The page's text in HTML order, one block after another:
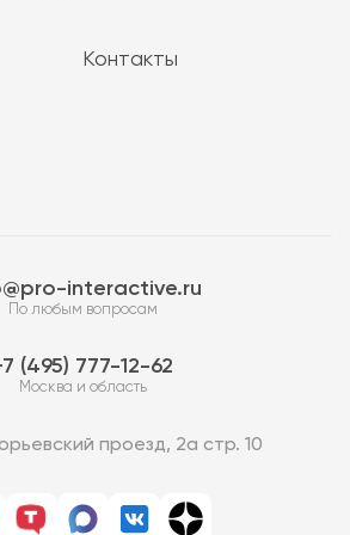
Контакты
interactive.ru
По любым вопросам
7 (495) 777-12-62
Москва и область
проезд, 2а стр. 10